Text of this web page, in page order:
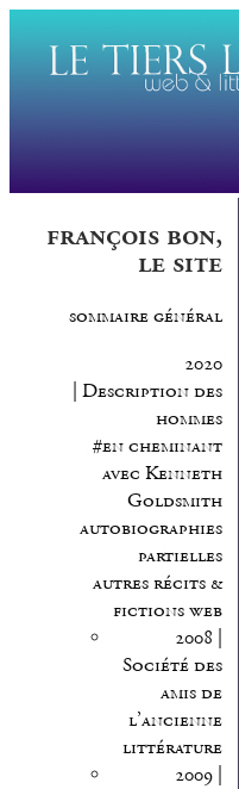
françois bon,
le site
sommaire général
2020
| Description des
hommes
#en cheminant
avec Kenneth
Goldsmith
autobiographies
partielles
autres récits &
fictions web
2008 |
Société des
amis de
l’ancienne
littérature
2009 |